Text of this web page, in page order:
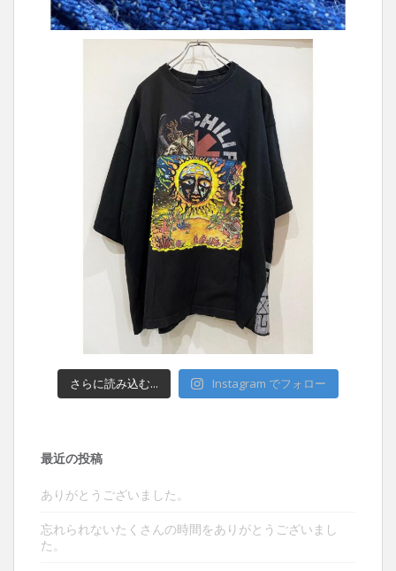
さらに読み込む... Instagram でフォロー
最近の投稿
ありがとうございました。
忘れられないたくさんの時間をありがとうございまし
た。